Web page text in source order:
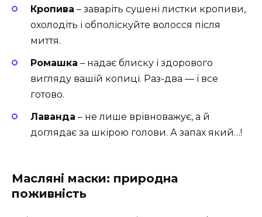
Кропива – заваріть сушені листки кропиви,
охолодіть і обполіскуйте волосся після
миття.
Ромашка – надає блиску і здорового
вигляду вашій копиці. Раз-два — і все
готово.
Лаванда – не лише врівноважує, а й
доглядає за шкірою голови. А запах який…!
Масляні маски: природна
поживність